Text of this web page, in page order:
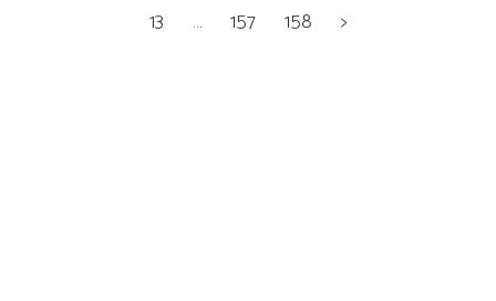
13
… 157 158 >